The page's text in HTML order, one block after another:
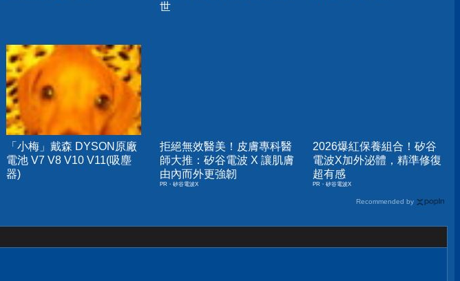
世
「小梅」戴森 DYSON原廠
電池 V7 V8 V10 V11(吸塵
器)
拒絕無效醫美！皮膚專科醫
師大推：矽谷電波 X 讓肌膚
由內而外更強韌
PR・矽谷電波X
2026爆紅保養組合！矽谷
電波X加外泌體，精準修復
超有感
PR・矽谷電波X
Recommended by